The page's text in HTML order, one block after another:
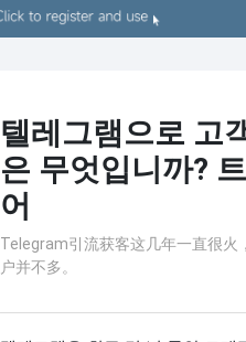
텔레그램으로 고
은 무엇입니까?
어
Telegram引流获客这几年一直很火
户并不多。